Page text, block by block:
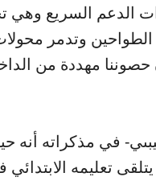
الدعم السريع وهي
وتدمر
حصوننا مهددة من
في مذكراته أنه
تعليمه